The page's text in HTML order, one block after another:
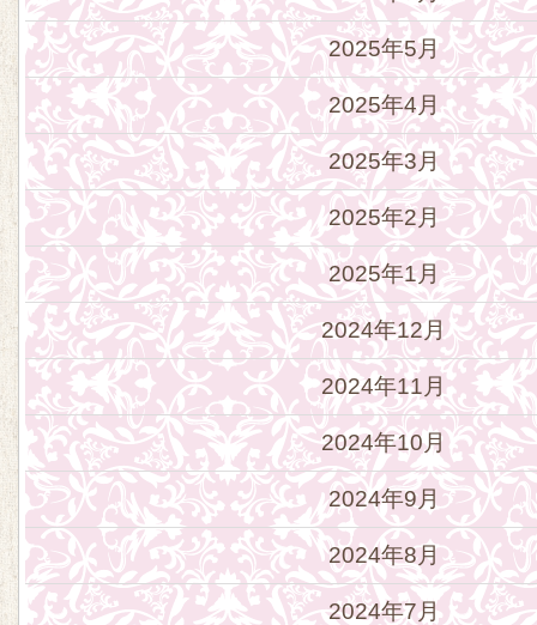
2025年5月
2025年4月
2025年3月
2025年2月
2025年1月
2024年12月
2024年11月
2024年10月
2024年9月
2024年8月
2024年7月